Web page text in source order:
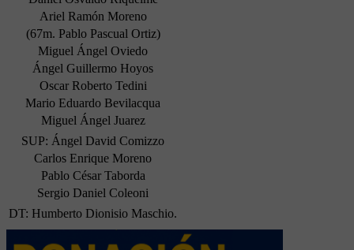
Ariel Ramón Moreno
(67m. Pablo Pascual Ortiz)
Miguel Ángel Oviedo
Ángel Guillermo Hoyos
Oscar Roberto Tedini
Mario Eduardo Bevilacqua
Miguel Ángel Juarez
SUP: Ángel David Comizzo
Carlos Enrique Moreno
Pablo César Taborda
Sergio Daniel Coleoni
DT: Humberto Dionisio Maschio.